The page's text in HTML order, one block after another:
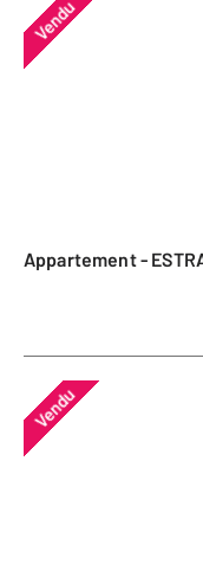
Vendu
Appartement -
Vendu